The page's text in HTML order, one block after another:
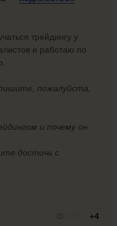
трейдингу у
и работаю по
пожалуйста,
и почему он
достичь с
+4